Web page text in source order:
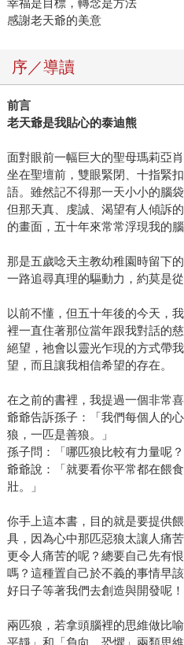
幸福是目標，轉念是方法
感謝老天爺的美意
序／導讀
前言
老天爺是我貼心的泰迪熊
面對眼前一幅巨大的聖母瑪莉亞
坐在聖壇前，雙眼緊閉、十指緊
語。雖然記不得那一天小小的腦
但那天真、虔誠、渴望有人傾訴
的畫面，五十年來常常浮現我的腦
那是五歲唸天主教幼稚園時留下
一路追尋真理的驅動力，約莫是
以前不懂，但五十年後的今天，
裡一直住著那位當年跟我對話的
絕望，祂會以靈光乍現的方式帶
望，而且讓我相信希望的存在。
在之前的書裡，我提過一個非常
爺爺告訴孫子：「我們每個人的
狼，一匹是善狼。」
孫子問：「哪匹狼比較有力量呢？
爺爺說：「就要看你平常都在餵
壯。」
你手上這本書，目的就是要提供
具，因為心中那匹惡狼太讓人痛
更令人痛苦的呢？總要自己先有
嗎？這種置自己於不義的事情早
好日子等著我們去創造與開發呢！
兩匹狼，若拿頭腦裡的思維做比